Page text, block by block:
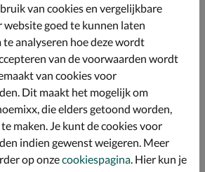
De brede banden vormen
de voet en snijden niet.
voetbed met suedine bekleding.
kussen over de lengte van de
dag door optimaal comfort.
sleehak van 4 cm en een plateau
is afgewerkt met touw voor de echte
van cookies en vergelijkbare
website goed te kunnen laten
analyseren hoe deze wordt
van de voorwaarden wordt
van cookies voor
Dit maakt het mogelijk om
die elders getoond worden,
maken. Je kunt de cookies voor
indien gewenst weigeren. Meer
op onzecookiespagina . Hier kun je